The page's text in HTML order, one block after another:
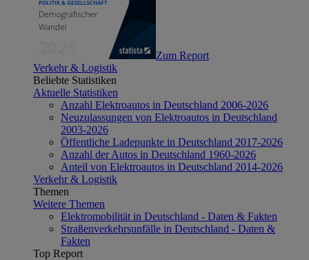
Zum Report
Verkehr & Logistik
Beliebte Statistiken
Aktuelle Statistiken
Anzahl Elektroautos in Deutschland 2006-2026
Neuzulassungen von Elektroautos in Deutschland
2003-2026
Öffentliche Ladepunkte in Deutschland 2017-2026
Anzahl der Autos in Deutschland 1960-2026
Anteil von Elektroautos in Deutschland 2014-2026
Verkehr & Logistik
Themen
Weitere Themen
Elektromobilität in Deutschland - Daten & Fakten
Straßenverkehrsunfälle in Deutschland - Daten &
Fakten
Top Report